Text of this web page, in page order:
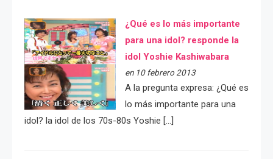
¿Qué es lo más importante
para una idol? responde la
idol Yoshie Kashiwabara
en 10 febrero 2013
A la pregunta expresa: ¿Qué es
lo más importante para una
idol? la idol de los 70s-80s Yoshie […]